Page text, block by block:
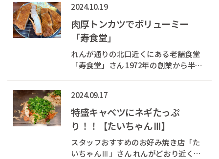
ます。 道路を突き当りまで進み、左手
にある建物が呉港湾福祉センターで
す。 その1階に2018年にオープンした
の...
2024.10.19
肉厚トンカツでボリューミー
「寿食堂」
れんが通りの北口近くにある老舗食堂
「寿食堂」さん 1972年の創業から半世
定食（シングル）」を頂きました！ 薄
い衣に1.5cmはありそうな重厚なカツ。
これでなんと1000円！！ シン...
2024.09.17
特盛キャベツにネギたっぷ
り！！【たいちゃんⅢ】
スタッフおすすめのお好み焼き店「た
いちゃんⅢ」さん れんがどおり近くの